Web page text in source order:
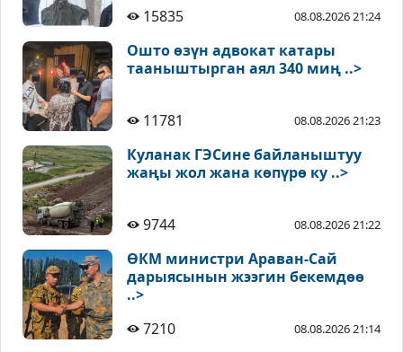
15835 08.08.2026 21:24
Ошто өзүн адвокат катары
тааныштырган аял 340 миң ..>
11781 08.08.2026 21:23
Куланак ГЭСине байланыштуу
жаңы жол жана көпүрө ку ..>
9744 08.08.2026 21:22
ӨКМ министри Араван-Сай
дарыясынын жээгин бекемдөө
..>
7210
08.08.2026 21:14